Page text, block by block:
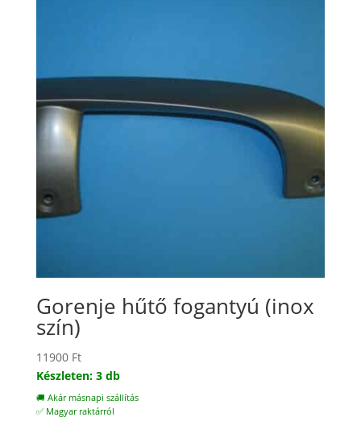
Gorenje hűtő fogantyú (inox
szín)
11900 Ft
Készleten: 3 db
🚚 Akár másnapi szállítás
✅ Magyar raktárról